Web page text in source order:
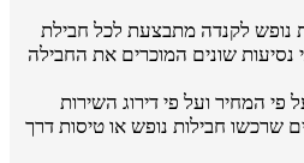
נופש לקנדה מתבצעת לכל חבילת
נסיעות שונים המוכרים את החבילה
פי המחיר ועל פי דירוג השירות
שרכשו חבילות נופש או טיסות דרך